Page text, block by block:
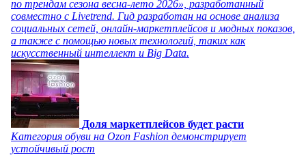
по трендам сезона весна-лето 2026», разработанный
совместно с Livetrend. Гид разработан на основе анализа
социальных сетей, онлайн-маркетплейсов и модных показов,
а также с помощью новых технологий, таких как
искусственный интеллект и Big Data.
Доля маркетплейсов будет расти
Категория обуви на Ozon Fashion демонстрирует
устойчивый рост